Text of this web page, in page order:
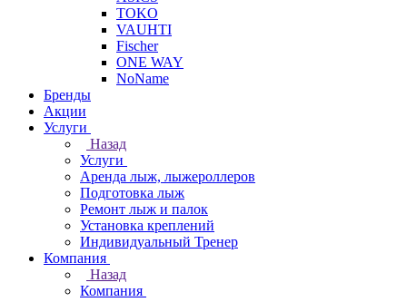
TOKO
VAUHTI
Fischer
ONE WAY
NoName
Бренды
Акции
Услуги
Назад
Услуги
Аренда лыж, лыжероллеров
Подготовка лыж
Ремонт лыж и палок
Установка креплений
Индивидуальный Тренер
Компания
Назад
Компания